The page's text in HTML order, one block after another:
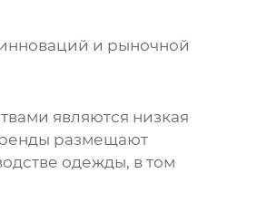
и рыночной
являются низкая
размещают
одежды, в том